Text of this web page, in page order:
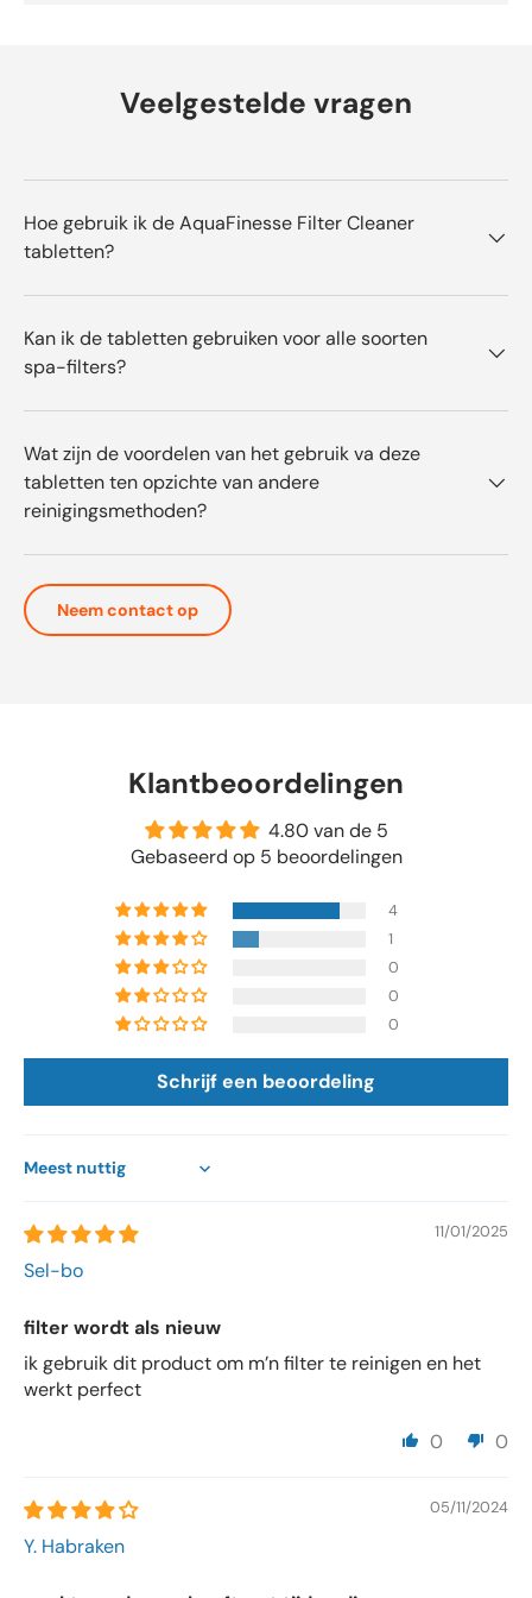
Cleaner?
De AquaFinesse Filter Cleaner is ontwikkeld om filters
spa hopen oliën, huidresten en kalk zich op in het filter.
Door het filter regelmatig te behandelen met de
AquaFinesse Filter Cleaner blijft het filter langer
het juiste onderhoudssysteem samen voor jouw spa.
Veelgestelde vragen
Hoe gebruik ik de AquaFinesse Filter Cleaner
tabletten?
Kan ik de tabletten gebruiken voor alle soorten
spa-filters?
Wat zijn de voordelen van het gebruik va deze
tabletten ten opzichte van andere
reinigingsmethoden?
Neem contact op
Klantbeoordelingen
4.80 van de 5
Gebaseerd op 5 beoordelingen
4
1
0
0
0
Schrijf een beoordeling
Sort by
11/01/2025
Sel-bo
filter wordt als nieuw
ik gebruik dit product om m’n filter te reinigen en het
werkt perfect
0 0
05/11/2024
Y. Habraken